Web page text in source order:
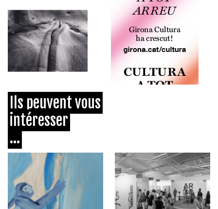
Ils peuvent vous
intéresser
...